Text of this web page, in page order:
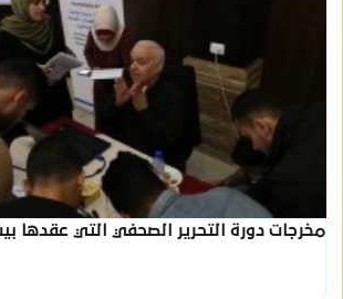
مخرجات دورة التحرير الصحفي التي عقدها